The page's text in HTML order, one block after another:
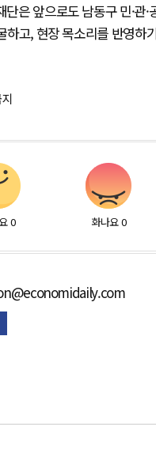
은 앞으로도 남동구 민·관
고, 현장 목소리를 반영하
0 화나요 0